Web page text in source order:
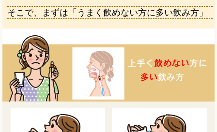
そこで、まずは「うまく飲めない方に多い飲み方」